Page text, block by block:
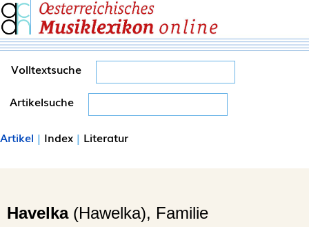
Volltextsuche
Artikelsuche
Artikel | Index | Literatur
Havelka (Hawelka), Familie